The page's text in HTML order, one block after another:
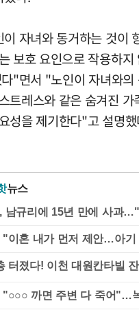
자녀와 동거하는 것이
보호 요인으로 작용하
"면서 "노인이 자녀와의
트레스와 같은 숨겨진
성을 제기한다"고 설명
뉴스
남규리에 15년 만에 사과
"이혼 내가 먼저 제안…아기
"○○○ 까면 주변 다 죽어"…